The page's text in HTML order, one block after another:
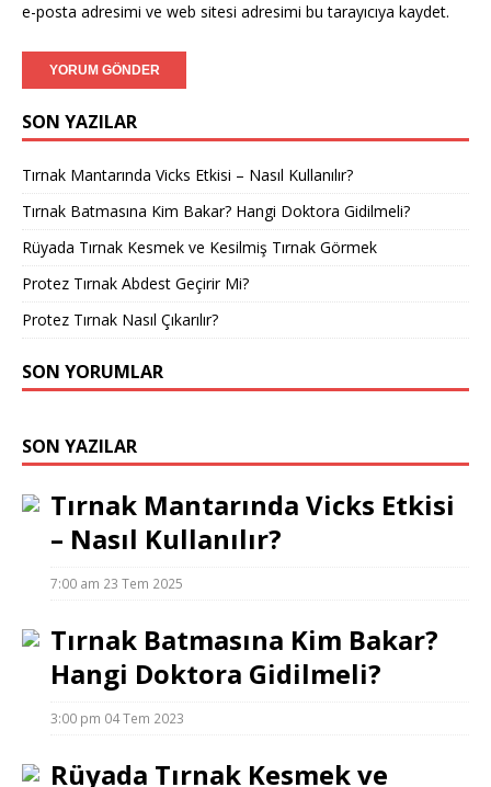
e-posta adresimi ve web sitesi adresimi bu tarayıcıya kaydet.
SON YAZILAR
Tırnak Mantarında Vicks Etkisi – Nasıl Kullanılır?
Tırnak Batmasına Kim Bakar? Hangi Doktora Gidilmeli?
Rüyada Tırnak Kesmek ve Kesilmiş Tırnak Görmek
Protez Tırnak Abdest Geçirir Mi?
Protez Tırnak Nasıl Çıkarılır?
SON YORUMLAR
SON YAZILAR
Tırnak Mantarında Vicks Etkisi
– Nasıl Kullanılır?
7:00 am 23 Tem 2025
Tırnak Batmasına Kim Bakar?
Hangi Doktora Gidilmeli?
3:00 pm 04 Tem 2023
Rüyada Tırnak Kesmek ve